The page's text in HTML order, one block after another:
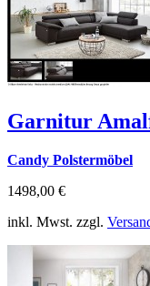
Garnitur
Candy Polstermöbel
1498,00 €
inkl. Mwst. zzgl.